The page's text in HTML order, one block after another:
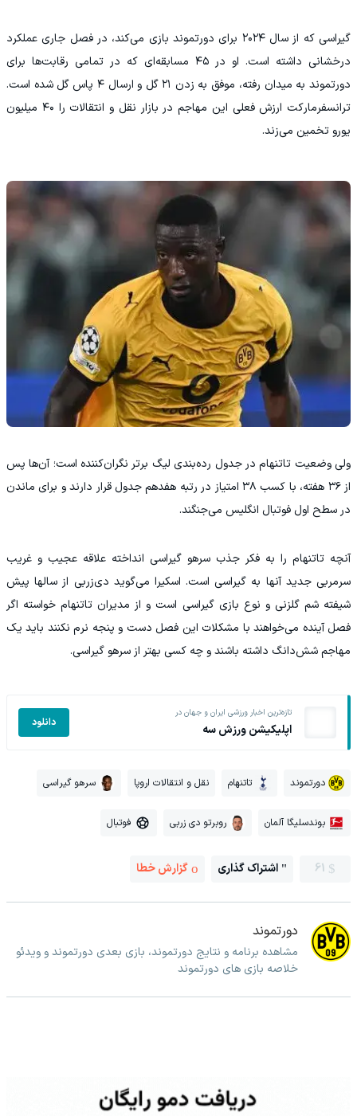
گیراسی که از سال ۲۰۲۴ برای دورتموند بازی می‌کند، در فصل جاری عملکرد
درخشانی داشته است. او در ۴۵ مسابقه‌ای که در تمامی رقابت‌ها برای
دورتموند به میدان رفته، موفق به زدن ۲۱ گل و ارسال ۴ پاس گل شده است.
ترانسفرمارکت ارزش فعلی این مهاجم در بازار نقل و انتقالات را ۴۰ میلیون
یورو تخمین می‌زند.
ولی وضعیت تاتنهام در جدول رده‌بندی لیگ برتر نگران‌کننده است؛ آن‌ها پس
از ۳۶ هفته، با کسب ۳۸ امتیاز در رتبه هفدهم جدول قرار دارند و برای ماندن
در سطح اول فوتبال انگلیس می‌جنگند.
آنچه تاتنهام را به فکر جذب سرهو گیراسی انداخته علاقه عجیب و غریب
سرمربی جدید آنها به گیراسی است. اسکیرا می‌گوید دی‌زربی از سالها پیش
شیفته شم گلزنی و نوع بازی گیراسی است و از مدیران تاتنهام خواسته اگر
فصل آینده می‌خواهند با مشکلات این فصل دست و پنجه نرم نکنند باید یک
مهاجم شش‌دانگ داشته باشند و چه کسی بهتر از سرهو گیراسی.
تازه‌ترین اخبار ورزشی ایران و جهان در
اپلیکیشن ورزش سه دانلود
دورتموند تاتنهام نقل و انتقالات اروپا سرهو گیراسی
بوندسلیگا آلمان روبرتو دی زربی فوتبال
61 اشتراک گذاری گزارش خطا
دورتموند
مشاهده برنامه و نتایج دورتموند، بازی بعدی دورتموند و ویدئو
خلاصه بازی های دورتموند